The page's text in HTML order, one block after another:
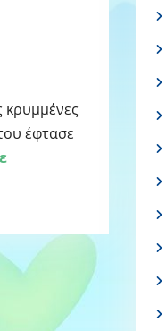
κρυμμένες
έφτασε